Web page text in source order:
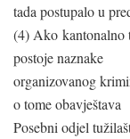
tada postupalo u
(4) Ako kantonalno
postoje naznake
organizovanog
o tome obavještava
Posebni odjel